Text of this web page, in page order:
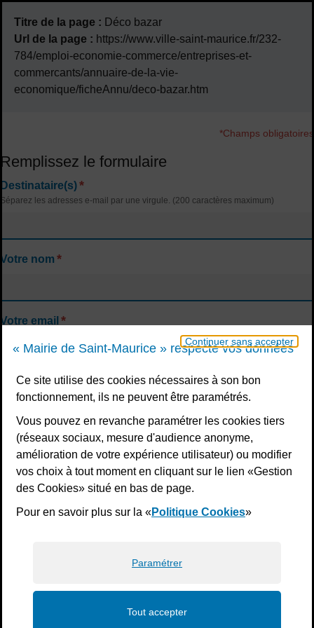
Continuer sans accepter
« Mairie de Saint-Maurice » respecte vos données
Ce site utilise des cookies nécessaires à son bon
fonctionnement, ils ne peuvent être paramétrés.
Vous pouvez en revanche paramétrer les cookies tiers
(réseaux sociaux, mesure d'audience anonyme,
amélioration de votre expérience utilisateur) ou modifier
vos choix à tout moment en cliquant sur le lien «Gestion
des Cookies» situé en bas de page.
Pour en savoir plus sur la «Politique Cookies»
Paramétrer
Tout accepter
Titre de la page : Déco bazar
Url de la page : https://www.ville-saint-maurice.fr/232-
784/emploi-economie-commerce/entreprises-et-
commercants/annuaire-de-la-vie-
economique/ficheAnnu/deco-bazar.htm
*Champs obligatoires
Remplissez le formulaire
Destinataire(s)*
Séparez les adresses e-mail par une virgule. (200 caractères maximum)
Votre nom *
Votre email *
Votre message
Validation*
À des fins de sécurité, veuillez sélectionner les